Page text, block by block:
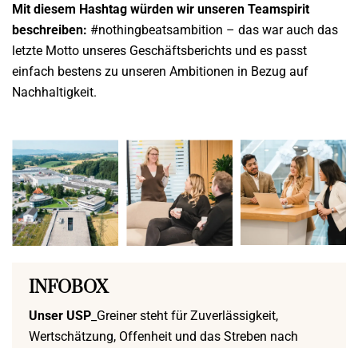
Mit diesem Hashtag würden wir unseren Teamspirit
beschreiben: #nothingbeatsambition – das war auch das
letzte Motto unseres Geschäftsberichts und es passt
einfach bestens zu unseren Ambitionen in Bezug auf
Nachhaltigkeit.
INFOBOX
Unser USP_Greiner steht für Zuverlässigkeit,
Wertschätzung, Offenheit und das Streben nach